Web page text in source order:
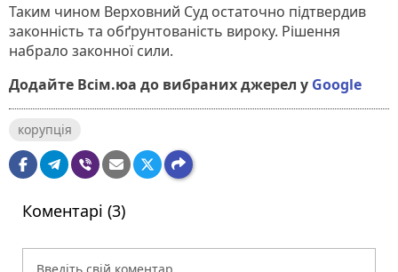
Таким чином Верховний Суд остаточно підтвердив
законність та обґрунтованість вироку. Рішення
набрало законної сили.
Додайте Всім.юа до вибраних джерел у Google
корупція
Коментарі (3)